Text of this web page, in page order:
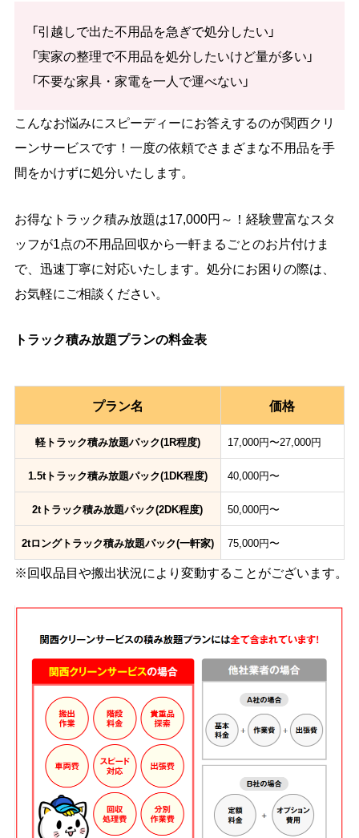
「引越しで出た不用品を急ぎで処分したい」
「実家の整理で不用品を処分したいけど量が多い」
「不要な家具・家電を一人で運べない」
こんなお悩みにスピーディーにお答えするのが関西クリ
ーンサービスです！一度の依頼でさまざまな不用品を手
間をかけずに処分いたします。
お得なトラック積み放題は17,000円～！経験豊富なスタ
ッフが1点の不用品回収から一軒まるごとのお片付けま
で、迅速丁寧に対応いたします。処分にお困りの際は、
お気軽にご相談ください。
トラック積み放題プランの料金表
プラン名 価格
軽トラック積み放題パック(1R程度) 17,000円〜27,000円
1.5tトラック積み放題パック(1DK程度) 40,000円〜
2tトラック積み放題パック(2DK程度) 50,000円〜
2tロングトラック積み放題パック(一軒家) 75,000円〜
※回収品目や搬出状況により変動することがございます。